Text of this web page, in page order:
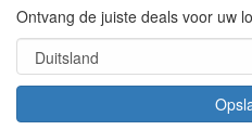
content="18/11/2025″/>
Ontvang de juiste deals voor uw